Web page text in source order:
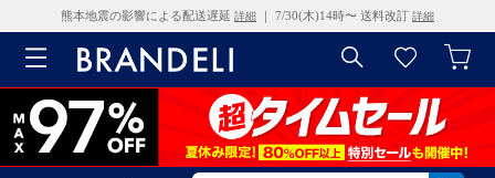
熊本地震の影響による配送遅延 詳細 ｜ 7/30(木)14時〜 送料改訂 詳細